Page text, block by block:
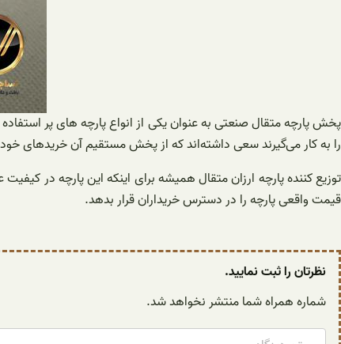
پخش پارچه متقال صنعتی به عنوان یکی از انواع پارچه های پر
را به کار می‌گیرند سعی داشته‌اند که از پخش مستقیم آن خریدهای خود
توزیع کننده پارچه ارزان متقال همیشه برای اینکه این پارچه در
قیمت واقعی پارچه را در دسترس خریداران قرار بدهد.
نظرتان را ثبت نمایید.
شماره همراه شما منتشر نخواهد شد.